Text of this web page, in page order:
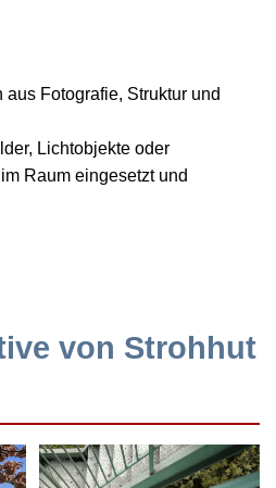
Fotografie, Struktur und
Lichtobjekte oder
Raum eingesetzt und
von Strohhut